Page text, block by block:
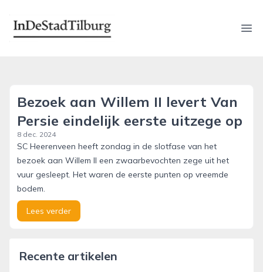
indestadtilburg.nl
Bezoek aan Willem II levert Van
Persie eindelijk eerste uitzege op
8 dec. 2024
SC Heerenveen heeft zondag in de slotfase van het
bezoek aan Willem II een zwaarbevochten zege uit het
vuur gesleept. Het waren de eerste punten op vreemde
bodem.
Lees verder
Recente artikelen